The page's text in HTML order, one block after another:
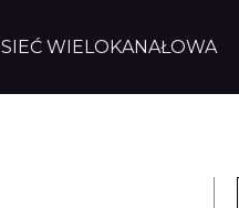
SIEĆ WIELOKANAŁOWA